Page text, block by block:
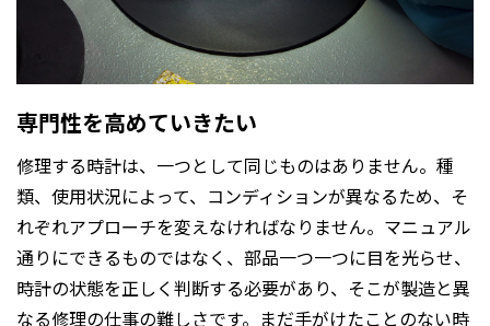
専門性を高めていきたい
修理する時計は、一つとして同じものはありません。種
類、使用状況によって、コンディションが異なるため、そ
れぞれアプローチを変えなければなりません。マニュアル
通りにできるものではなく、部品一つ一つに目を光らせ、
時計の状態を正しく判断する必要があり、そこが製造と異
なる修理の仕事の難しさです。まだ手がけたことのない時